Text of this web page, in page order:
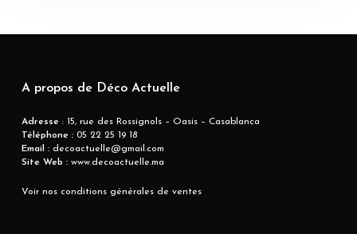
A propos de Déco Actuelle
Adresse : 15, rue des Rossignols – Oasis – Casablanca
Téléphone :05 22 25 19 18
Email :decoactuelle@gmail.com
Site Web :www.decoactuelle.ma
Voir nos conditions générales de ventes